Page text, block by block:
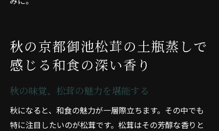
秋の京都御池松茸の土瓶蒸しで
感じる和食の深い香り
秋の味覚、松茸の魅力を堪能する
秋になると、和食の魅力が一層際立ちます。その中でも
特に注目したいのが松茸です。松茸はその芳醇な香りと